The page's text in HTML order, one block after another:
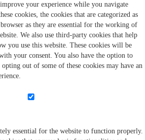
your experience while you navigate
cookies, the cookies that are categorized as
as they are essential for the working of
We also use third-party cookies that help
you use this website. These cookies will be
your consent. You also have the option to
out of some of these cookies may have an
essential for the website to function properly.